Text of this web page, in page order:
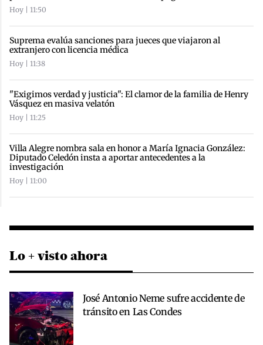
Hoy | 11:50
Suprema evalúa sanciones para jueces que viajaron al
extranjero con licencia médica
Hoy | 11:38
"Exigimos verdad y justicia": El clamor de la familia de Henry
Vásquez en masiva velatón
Hoy | 11:25
Villa Alegre nombra sala en honor a María Ignacia González:
Diputado Celedón insta a aportar antecedentes a la
investigación
Hoy | 11:00
Lo + visto ahora
José Antonio Neme sufre accidente de
tránsito en Las Condes